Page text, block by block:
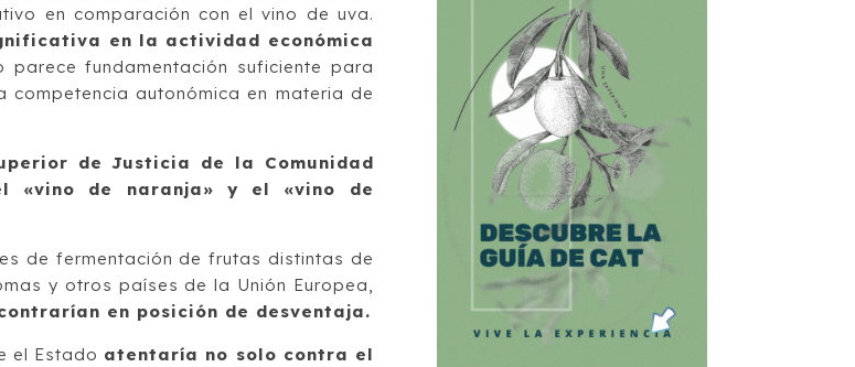
en comparación con el vino de uva.
en la actividad económica
fundamentación suficiente para
competencia autonómica en materia de
de Justicia de la Comunidad
«vino de naranja» y el «vino de
de fermentación de frutas distintas de
y otros países de la Unión Europea,
en posición de desventaja.
el Estado atentaría no solo contra el